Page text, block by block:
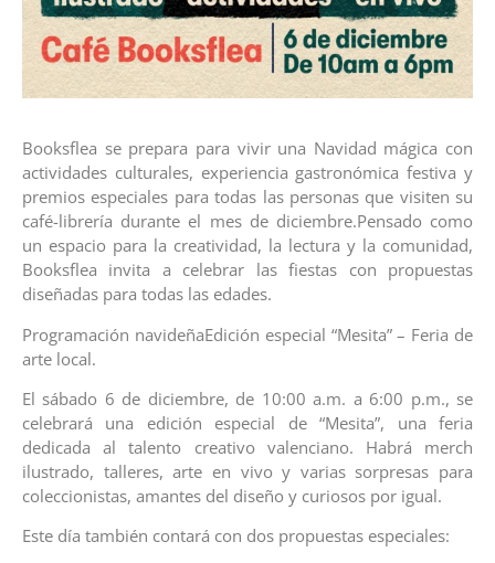
Booksflea se prepara para vivir una Navidad mágica con
actividades culturales, experiencia gastronómica festiva y
premios especiales para todas las personas que visiten su
café-librería durante el mes de diciembre.Pensado como
un espacio para la creatividad, la lectura y la comunidad,
Booksflea invita a celebrar las fiestas con propuestas
diseñadas para todas las edades.
Programación navideñaEdición especial “Mesita” – Feria de
arte local.
El sábado 6 de diciembre, de 10:00 a.m. a 6:00 p.m., se
celebrará una edición especial de “Mesita”, una feria
dedicada al talento creativo valenciano. Habrá merch
ilustrado, talleres, arte en vivo y varias sorpresas para
coleccionistas, amantes del diseño y curiosos por igual.
Este día también contará con dos propuestas especiales: